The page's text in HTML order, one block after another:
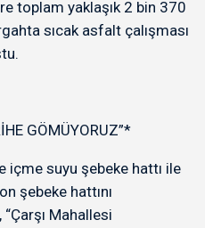
toplam yaklaşık 2 bin 370
sıcak asfalt çalışması
GÖMÜYORUZ”*
içme suyu şebeke hattı ile
şebeke hattını
Mahallesi